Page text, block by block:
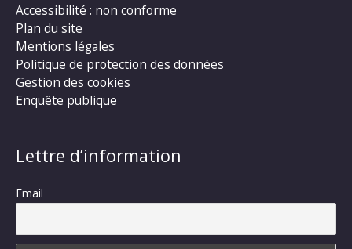
Accessibilité : non conforme
Plan du site
Mentions légales
Politique de protection des données
Gestion des cookies
Enquête publique
Lettre d’information
Email